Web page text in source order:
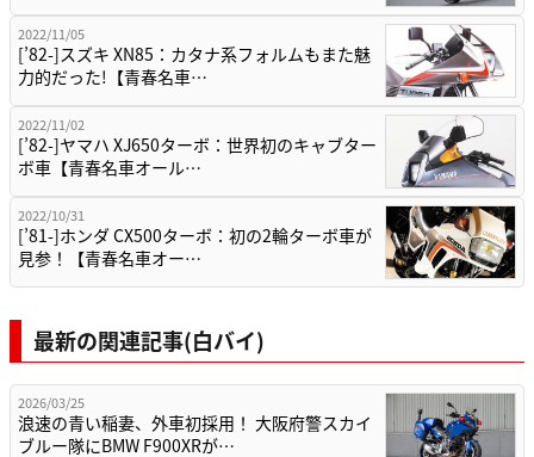
2022/11/05
[’82-]スズキ XN85：カタナ系フォルムもまた魅
力的だった!【青春名車…
2022/11/02
[’82-]ヤマハ XJ650ターボ：世界初のキャブター
ボ車【青春名車オール…
2022/10/31
[’81-]ホンダ CX500ターボ：初の2輪ターボ車が
見参！【青春名車オー…
最新の関連記事(白バイ)
2026/03/25
浪速の青い稲妻、外車初採用！ 大阪府警スカイ
ブルー隊にBMW F900XRが…